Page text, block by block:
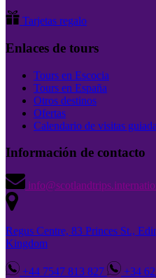
Tarjetas regalo
Enlaces de tours
Tours en Escocia
Tours en España
Otros destinos
Ofertas
Calendario de visitas
Información de contacto
Regus Centre, 83 Princes St.,
Kingdom
+44 7547 813 827 +34